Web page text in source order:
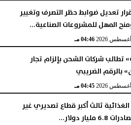
تعديل ضوابط حظر التصرف وتغيير
المهل للمشروعات الصناعية...
04:46 مـ
تطالب شركات الشحن بإلزام تجار
بالرقم الضريبي
04:45 مـ
الغذائية ثالث أكبر قطاع تصديري غير
دولار...